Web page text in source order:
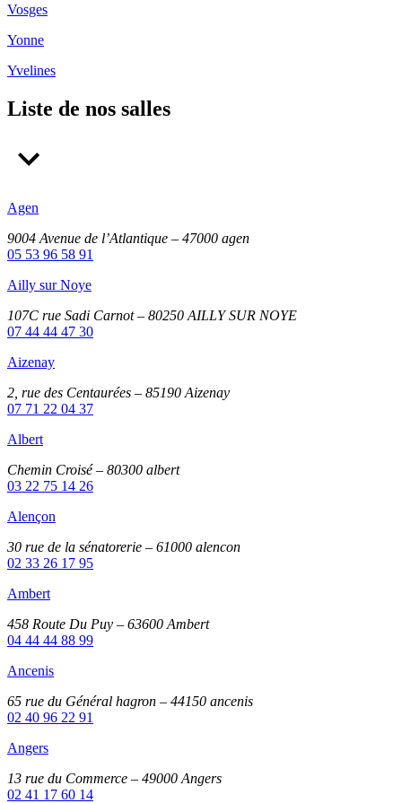
Vosges
Yonne
Yvelines
Liste de nos salles
Agen
9004 Avenue de l’Atlantique – 47000 agen
05 53 96 58 91
Ailly sur Noye
107C rue Sadi Carnot – 80250 AILLY SUR NOYE
07 44 44 47 30
Aizenay
2, rue des Centaurées – 85190 Aizenay
07 71 22 04 37
Albert
Chemin Croisé – 80300 albert
03 22 75 14 26
Alençon
30 rue de la sénatorerie – 61000 alencon
02 33 26 17 95
Ambert
458 Route Du Puy – 63600 Ambert
04 44 44 88 99
Ancenis
65 rue du Général hagron – 44150 ancenis
02 40 96 22 91
Angers
13 rue du Commerce – 49000 Angers
02 41 17 60 14